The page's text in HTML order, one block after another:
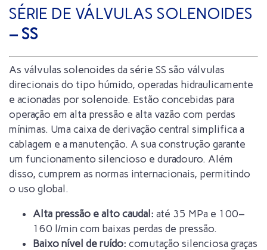
SÉRIE DE VÁLVULAS SOLENOIDES
– SS
As válvulas solenoides da série SS são válvulas
direcionais do tipo húmido, operadas hidraulicamente
e acionadas por solenoide. Estão concebidas para
operação em alta pressão e alta vazão com perdas
mínimas. Uma caixa de derivação central simplifica a
cablagem e a manutenção. A sua construção garante
um funcionamento silencioso e duradouro. Além
disso, cumprem as normas internacionais, permitindo
o uso global.
Alta pressão e alto caudal: até 35 MPa e 100–
160 l/min com baixas perdas de pressão.
Baixo nível de ruído: comutação silenciosa graças